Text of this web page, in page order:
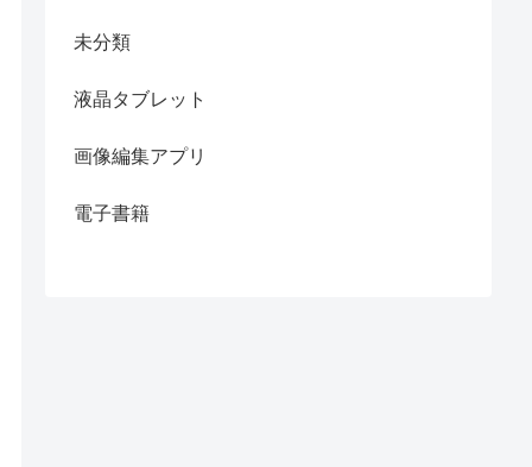
未分類
液晶タブレット
画像編集アプリ
電子書籍